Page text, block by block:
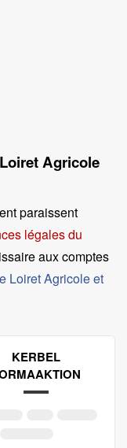
Agricole
paraissent
légales du
aux comptes
Loiret Agricole et
KERBEL